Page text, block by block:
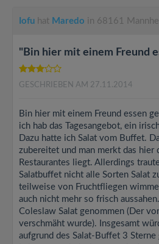
Iofu hat Maredo in 68161
"Bin hier mit einem Freund
GESCHRIEBEN AM 27.11.2014
Bin hier mit einem Freund essen
ich hab das Tagesangebot, ein
Dazu hatte ich Salat vom Buffet.
zubereitet und man merkt das hier
Restaurantes liegt. Allerdings
Salatbuffet nicht alle Sorten Salat
teilweise von Fruchtfliegen
auch nicht mehr so frisch
Coleslaw Salat genommen (Der
verschmäht wurde). Insgesamt
aufgrund des Salat-Buffet 3 Sterne